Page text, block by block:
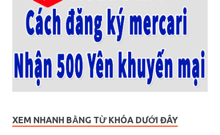
XEM NHANH BẰNG TỪ KHÓA DƯỚI ĐÂY